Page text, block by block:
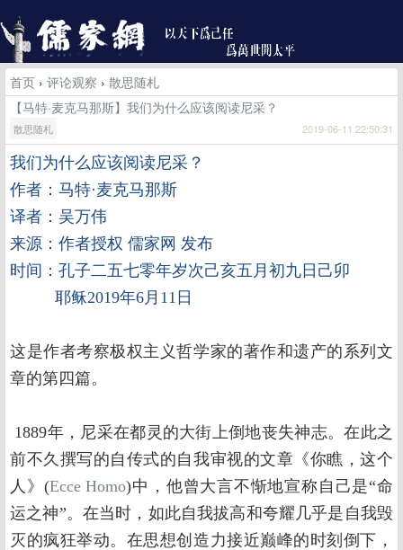
首页 › 评论观察 › 散思随札
【马特·麦克马那斯】我们为什么应该阅读尼采？
散思随札 2019-06-11 22:50:31
我们为什么应该阅读尼采？
作者：马特·麦克马那斯
译者：吴万伟
来源：作者授权 儒家网 发布
时间：孔子二五七零年岁次己亥五月初九日己卯
耶稣2019年6月11日
这是作者考察极权主义哲学家的著作和遗产的系列文
章的第四篇。
1889年，尼采在都灵的大街上倒地丧失神志。在此之
前不久撰写的自传式的自我审视的文章《你瞧，这个
人》(Ecce Homo)中，他曾大言不惭地宣称自己是“命
运之神”。在当时，如此自我拔高和夸耀几乎是自我毁
灭的疯狂举动。在思想创造力接近巅峰的时刻倒下，